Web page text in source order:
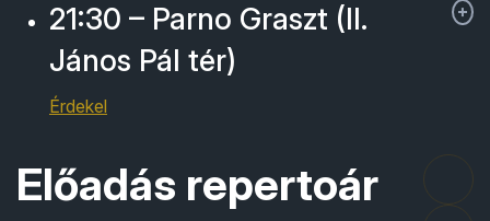
21:30 – Parno Graszt (II.
János Pál tér)
Érdekel
Előadás repertoár